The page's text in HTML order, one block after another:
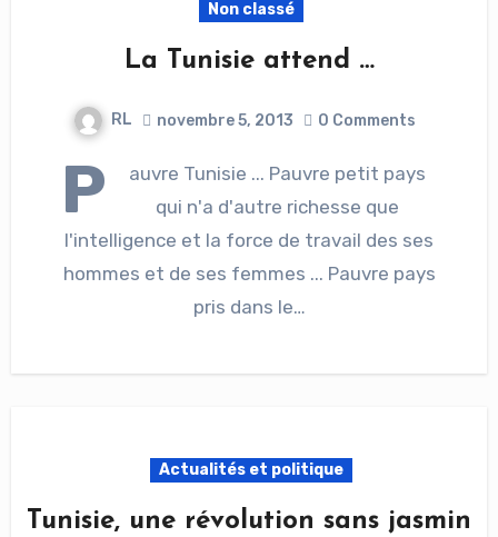
Non classé
La Tunisie attend …
RL novembre 5, 2013 0 Comments
P
auvre Tunisie ... Pauvre petit pays
qui n'a d'autre richesse que
l'intelligence et la force de travail des ses
hommes et de ses femmes ... Pauvre pays
pris dans le…
Actualités et politique
Tunisie, une révolution sans jasmin